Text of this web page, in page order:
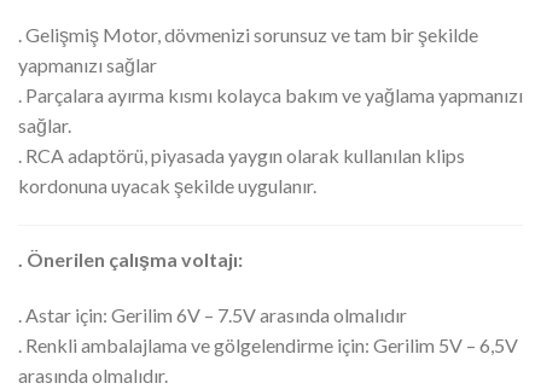
. Gelişmiş Motor, dövmenizi sorunsuz ve tam bir şekilde
yapmanızı sağlar
. Parçalara ayırma kısmı kolayca bakım ve yağlama yapmanızı
sağlar.
. RCA adaptörü, piyasada yaygın olarak kullanılan klips
kordonuna uyacak şekilde uygulanır.
. Önerilen çalışma voltajı:
. Astar için: Gerilim 6V – 7.5V arasında olmalıdır
. Renkli ambalajlama ve gölgelendirme için: Gerilim 5V – 6,5V
arasında olmalıdır.